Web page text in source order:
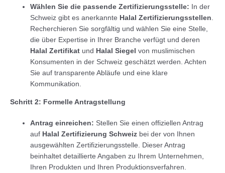
Wählen Sie die passende Zertifizierungsstelle: In der
Schweiz gibt es anerkannte Halal Zertifizierungsstellen
Recherchieren Sie sorgfältig und wählen Sie eine Stelle,
die über Expertise in Ihrer Branche verfügt und deren
Halal Zertifikat und Halal Siegel von muslimischen
Konsumenten in der Schweiz geschätzt werden. Achten
Sie auf transparente Abläufe und eine klare
Kommunikation.
Schritt 2: Formelle Antragstellung
Antrag einreichen: Stellen Sie einen offiziellen Antrag
auf Halal Zertifizierung Schweiz bei der von Ihnen
ausgewählten Zertifizierungsstelle. Dieser Antrag
beinhaltet detaillierte Angaben zu Ihrem Unternehmen,
Ihren Produkten und Ihren Produktionsverfahren.